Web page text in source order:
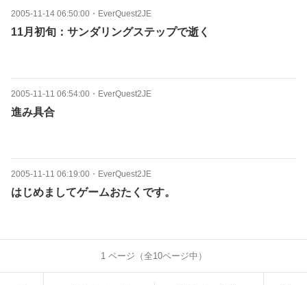
2005-11-14 06:50:00 ・ EverQuest2JE
11月初旬：サンダリングステップで逝く
2005-11-11 06:54:00 ・ EverQuest2JE
進み具合
2005-11-11 06:19:00 ・ EverQuest2JE
はじめましてゲームおたくです。
1ページ（全10ページ中）